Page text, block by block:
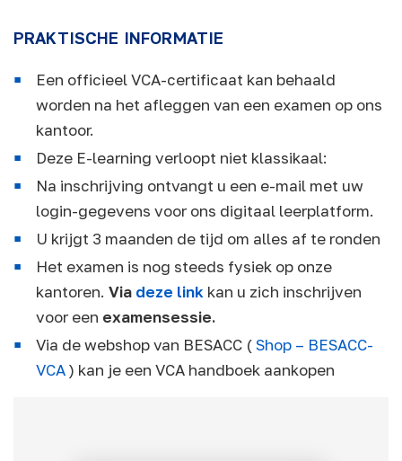
PRAKTISCHE INFORMATIE
Een officieel VCA-certificaat kan behaald
worden na het afleggen van een examen op ons
kantoor.
Deze E-learning verloopt niet klassikaal:
Na inschrijving ontvangt u een e-mail met uw
login-gegevens voor ons digitaal leerplatform.
U krijgt 3 maanden de tijd om alles af te ronden
Het examen is nog steeds fysiek op onze
kantoren. Via deze link kan u zich inschrijven
voor een examensessie.
Via de webshop van BESACC (Shop – BESACC-
VCA) kan je een VCA handboek aankopen